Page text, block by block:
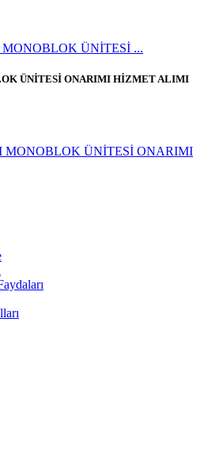
ÜNİTESİ ...
ÜNİTESİ ONARIMI HİZMET ALIMI
MONOBLOK ÜNİTESİ ONARIMI